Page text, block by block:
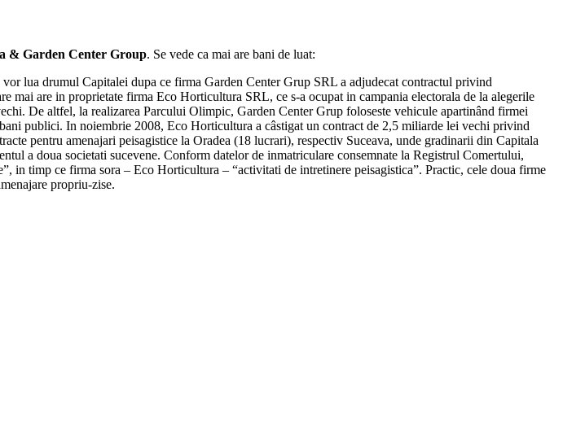
& Garden Center Group. Se vede ca mai are bani de luat:
lua drumul Capitalei dupa ce firma Garden Center Grup SRL a adjudecat contractul privind
mai are in proprietate firma Eco Horticultura SRL, ce s-a ocupat in campania electorala de la alegerile
De altfel, la realizarea Parcului Olimpic, Garden Center Grup foloseste vehicule apartinând firmei
publici. In noiembrie 2008, Eco Horticultura a câstigat un contract de 2,5 miliarde lei vechi privind
pentru amenajari peisagistice la Oradea (18 lucrari), respectiv Suceava, unde gradinarii din Capitala
a doua societati sucevene. Conform datelor de inmatriculare consemnate la Registrul Comertului,
in timp ce firma sora – Eco Horticultura – “activitati de intretinere peisagistica”. Practic, cele doua firme
propriu-zise.